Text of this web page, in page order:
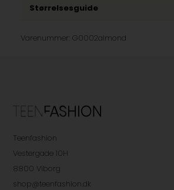
Størrelsesguide
Varenummer: G0002almond
Teenfashion
Vestergade 10H
8800 Viborg
shop@teenfashion.dk